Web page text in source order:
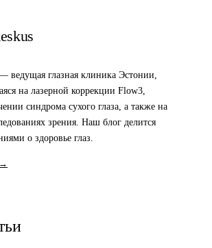
ведущая глазная клиника Эстонии,
на лазерной коррекции Flow3,
синдрома сухого глаза, а также на
зрения. Наш блог делится
о здоровье глаз.
→